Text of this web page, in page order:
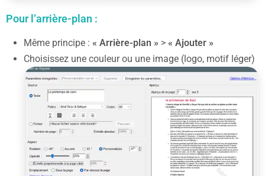
Pour l’arrière-plan :
Même principe : « Arrière-plan » > « Ajouter »
Choisissez une couleur ou une image (logo, motif léger)